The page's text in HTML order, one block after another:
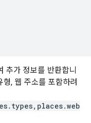
추가 정보를 반환합니
, 웹 주소를 포함하려